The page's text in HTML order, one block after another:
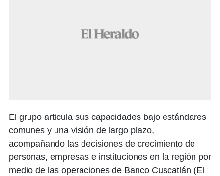
El grupo articula sus capacidades bajo estándares
comunes y una visión de largo plazo,
acompañando las decisiones de crecimiento de
personas, empresas e instituciones en la región por
medio de las operaciones de Banco Cuscatlán (El